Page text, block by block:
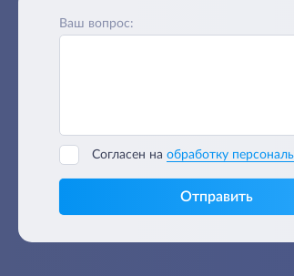
Ваш вопрос:
Согласен на обработку
Отправить